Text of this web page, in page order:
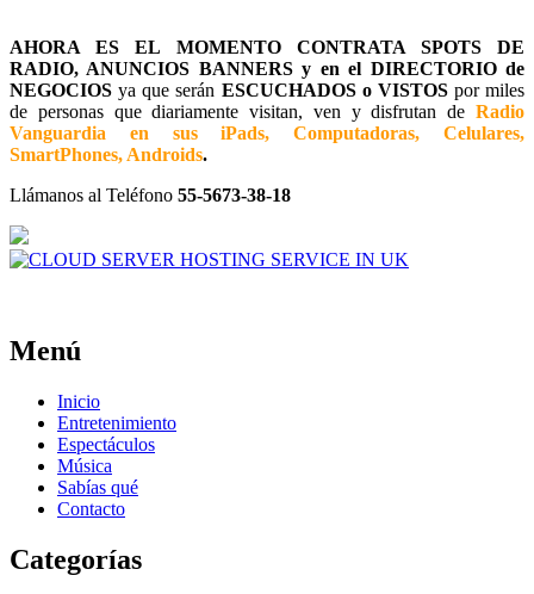
AHORA ES EL MOMENTO CONTRATA SPOTS DE
RADIO, ANUNCIOS BANNERS y en el DIRECTORIO de
NEGOCIOSya que serán ESCUCHADOS o VISTOSpor miles
de personas que diariamente visitan, ven y disfrutan de Radio
Vanguardia en sus iPads, Computadoras, Celulares,
SmartPhones, Androids.
Llámanos al Teléfono 55-5673-38-18
Menú
Inicio
Entretenimiento
Espectáculos
Música
Sabías qué
Contacto
Categorías